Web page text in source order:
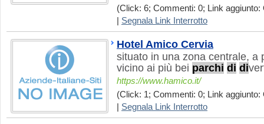
(Click: 6; Commenti: 0; Link aggiunto:
Segnala Link Interrotto
Hotel Amico Cervia
situato in una zona centrale, a
vicino ai più bei parchi di di
https://www.hamico.it/
(Click: 1; Commenti: 0; Link aggiunto:
Segnala Link Interrotto